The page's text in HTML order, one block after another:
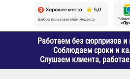
Работаем без сюрпризов и
Соблюдаем сроки и
Слушаем клиента,